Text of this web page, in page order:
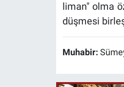
liman" olma
düşmesi
Muhabir: